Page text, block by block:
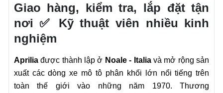
Giao hàng, kiểm tra, lắp đặt tận
nơi ✅ Kỹ thuật viên nhiều kinh
nghiệm
Apriliađược thành lập ở Noale - Italiavà mở rộng sản
xuất các dòng xe mô tô phân khối lớn nổi tiếng trên
toàn thế giới vào những năm 1970. Thương